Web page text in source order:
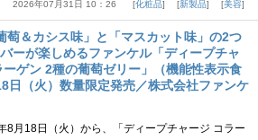
2026年07月31日 10：26 化粧品 新製品 美容
萄＆カシス味」と「マスカット味」の2つ
ーが楽しめるファンケル「ディープチャ
ーゲン 2種の葡萄ゼリー」（機能性表示食
日（火）数量限定発売／株式会社ファンケ
8月18日（火）から、「ディープチャージ コラー